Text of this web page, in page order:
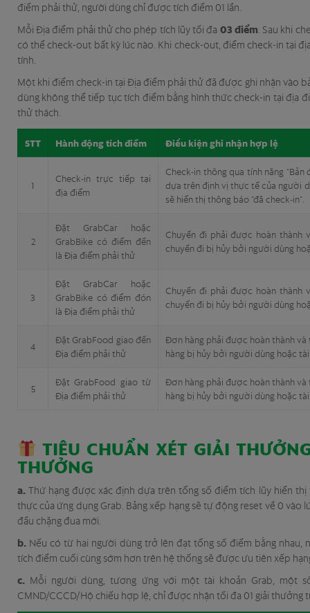
điểm phải thử, người dùng chỉ được tích điểm 01 lần.
Mỗi Địa điểm phải thử cho phép tích lũy tối đa 03 điểm . Sau khi
có thể check-out bất kỳ lúc nào. Khi check-out, điểm check-in tại
tính.
Một khi điểm check-in tại Địa điểm phải thử đã được ghi nhận vào
dùng không thể tiếp tục tích điểm bằng hình thức check-in tại địa
thử thách.
STT Hành động tích điểm Điều kiện ghi nhận hợp lệ
1
Check-in trực tiếp tại
địa điểm
Check-in thông qua tính năng
dựa trên định vị thực tế của người
sẽ hiển thị thông báo “đã check-in”.
2
Đặt GrabCar hoặc
GrabBike có điểm đến
là Địa điểm phải thử
Chuyến đi phải được hoàn thành
chuyến đi bị hủy bởi người dùng
3
Đặt GrabCar hoặc
GrabBike có điểm đón
là Địa điểm phải thử
Chuyến đi phải được hoàn thành
chuyến đi bị hủy bởi người dùng
4
Đặt GrabFood giao đến
Địa điểm phải thử
Đơn hàng phải được hoàn thành
hàng bị hủy bởi người dùng hoặc
5
Đặt GrabFood giao từ
Địa điểm phải thử
Đơn hàng phải được hoàn thành
hàng bị hủy bởi người dùng hoặc
TIÊU CHUẨN XÉT GIẢI
THƯỞNG
a. Thứ hạng được xác định dựa trên tổng số điểm tích lũy hiển
thực của ứng dụng Grab. Bảng xếp hạng sẽ tự động reset về 0 vào
đầu chặng đua mới.
b. Nếu có từ hai người dùng trở lên đạt tổng số điểm bằng nhau,
tích điểm cuối cùng sớm hơn trên hệ thống sẽ được ưu tiên xếp
c. Mỗi người dùng, tương ứng với một tài khoản Grab, một
CMND/CCCD/Hộ chiếu hợp lệ, chỉ được nhận tối đa 01 giải thưởng